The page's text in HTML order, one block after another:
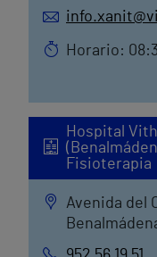
Horario:
Hospital
Fisioterapia
Avenida del